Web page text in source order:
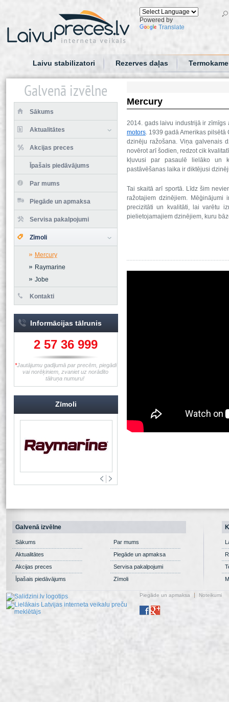
Powered by
Translate
Laivu stabilizatori Rezerves daļas
Mercury
2014. gads laivu industrijā ir
motors. 1939 gadā Amerikas
dzinēju ražošana. Viņa galvenais
novērot arī šodien, redzot cik
kļuvusi par pasaulē lielāko un
pastāvēšanas laika ir diktējusi
Tai skaitā arī sportā. Līdz šim
ražotajiem dzinējiem.
precizitāti un kvalitāti, lai varētu
pielietojamajiem dzinējiem, kuru
Galvenā izvēlne
Sākums
Aktualitātes
Akcijas preces
Īpašais piedāvājums
Par mums
Piegāde un apmaksa
Servisa pakalpojumi
Zīmoli
Mercury
Raymarine
Jobe
Kontakti
Informācijas tālrunis
2 57 36 999
*Jautājumu gadījumā par precēm, piegādi
vai norēķiniem, zvaniet uz norādīto
tālruņa numuru!
Zīmoli
Galvenā izvēlne
Sākums
Aktualitātes
Akcijas preces
Īpašais piedāvājums
Par mums
Piegāde un apmaksa
Servisa pakalpojumi
Zīmoli
Piegāde un apmaksa Noteikumi